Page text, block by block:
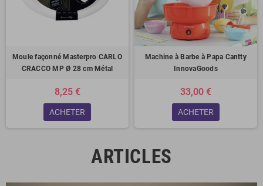
Moule façonné Masterpro CARLO
CRACCO MP Ø 28 cm Métal
8,25 €
ACHETER
Machine à Barbe à Papa Cantty
InnovaGoods
33,00 €
ACHETER
ARTICLES